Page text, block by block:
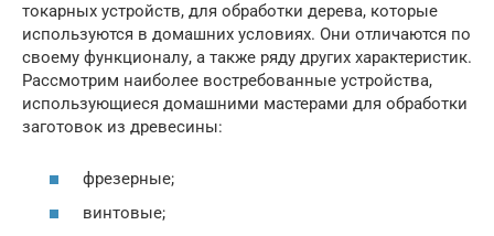
токарных устройств, для обработки дерева, которые
используются в домашних условиях. Они отличаются по
своему функционалу, а также ряду других характеристик.
Рассмотрим наиболее востребованные устройства,
использующиеся домашними мастерами для обработки
заготовок из древесины:
фрезерные;
винтовые;